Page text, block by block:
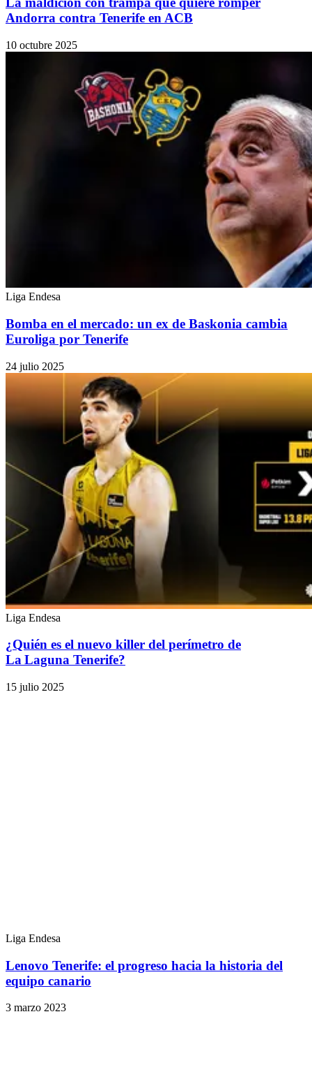
Andorra contra Tenerife en ACB
10 octubre 2025
Liga Endesa
Bomba en el mercado: un ex de Baskonia cambia
Euroliga por Tenerife
24 julio 2025
Liga Endesa
¿Quién es el nuevo killer del perímetro de
La Laguna Tenerife?
15 julio 2025
Liga Endesa
Lenovo Tenerife: el progreso hacia la historia del
equipo canario
3 marzo 2023